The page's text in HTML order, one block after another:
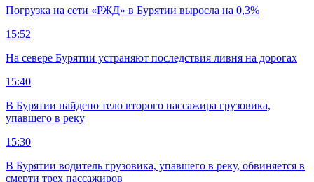
Погрузка на сети «РЖД» в Бурятии выросла на 0,3%
15:52
На севере Бурятии устраняют последствия ливня на дорогах
15:40
В Бурятии найдено тело второго пассажира грузовика,
упавшего в реку
15:30
В Бурятии водитель грузовика, упавшего в реку, обвиняется в
смерти трех пассажиров